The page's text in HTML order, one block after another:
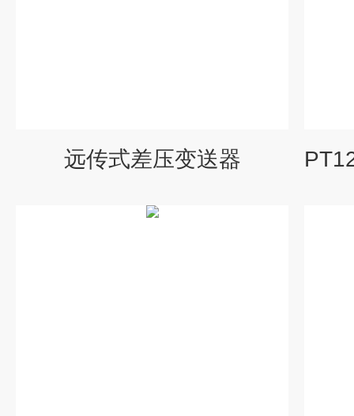
远传式差压变送器